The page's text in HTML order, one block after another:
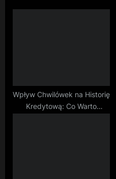
s
o
Wpływ Chwilówek na Historię
Kredytową: Co Warto